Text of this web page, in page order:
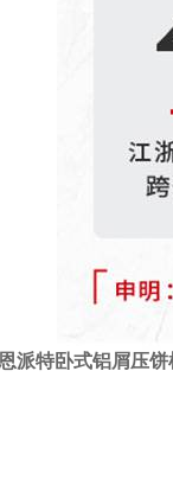
恩派特卧式铝屑压饼